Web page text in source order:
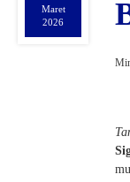
Maret
2026